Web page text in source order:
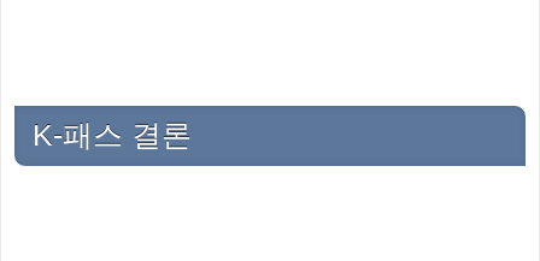
K-패스 결론